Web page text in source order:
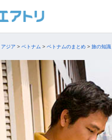
アジア > ベトナム > ベトナムのまとめ > 旅の知識